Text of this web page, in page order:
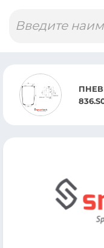
товаров